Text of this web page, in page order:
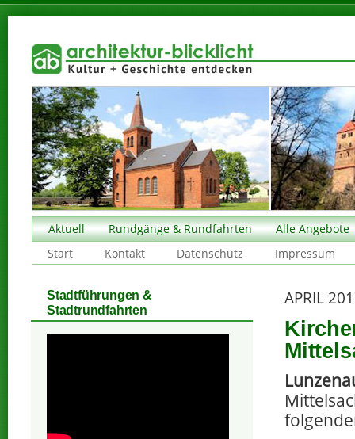
Aktuell Rundgänge & Rundfahrten
Alle Angebote
Start
Kontakt Datenschutz Impressum
APRIL
Stadtführungen &
Stadtrundfahrten